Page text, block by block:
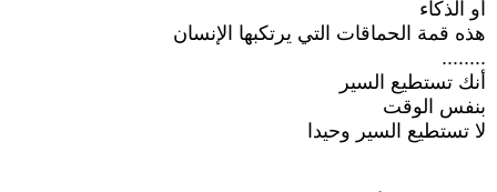
أو الذكاء
هذه قمة الحماقات التي يرتكبها الإنسان
........
أنك تستطيع السير
بنفس الوقت
لا تستطيع السير وحيدا